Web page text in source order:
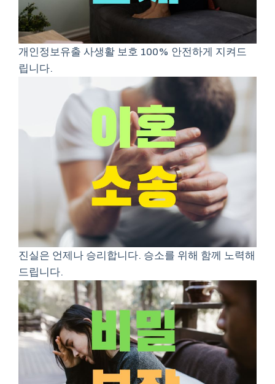
개인정보유출 사생활 보호 100% 안전하게 지켜드
립니다.
진실은 언제나 승리합니다. 승소를 위해 함께 노력해
드립니다.